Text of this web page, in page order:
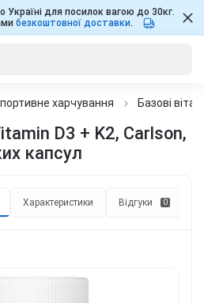
для посилок вагою до 30кг.
безкоштовної доставки.
харчування Базові
D3 + K2, Carlson,
капсул
Характеристики Відгуки 0